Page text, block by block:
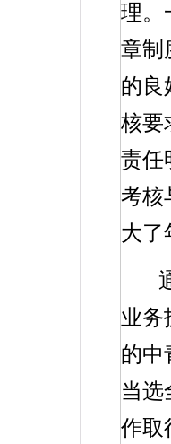
理。
章制
的良
核要
责任
考核
大了
业务
的中
当选
作取